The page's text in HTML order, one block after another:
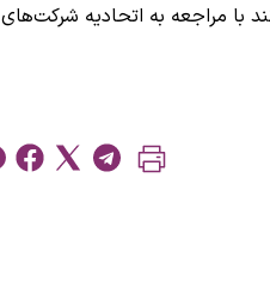
با مراجعه به اتحادیه شرکت‌های